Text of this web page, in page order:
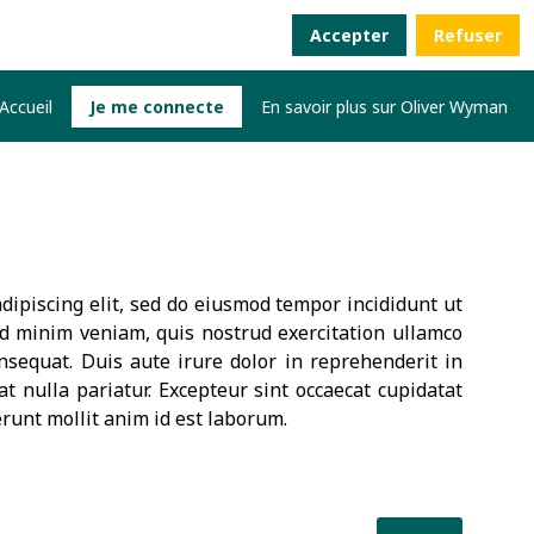
Accueil Je me connecte En savoir plus sur Oliver Wyman
elit, sed do eiusmod tempor incididunt ut
minim veniam, quis nostrud exercitation ullamco
Duis aute irure dolor in reprehenderit in
nulla pariatur. Excepteur sint occaecat cupidatat
mollit anim id est laborum.
Accepter Refuser